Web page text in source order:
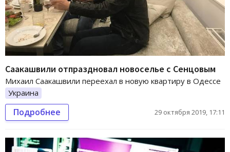
Саакашвили отпраздновал новоселье с Сенцовым
Михаил Саакашвили переехал в новую квартиру в Одессе
Украина
Подробнее 29 октября 2019, 17:11